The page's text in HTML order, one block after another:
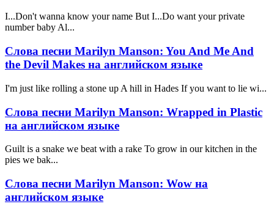
I...Don't wanna know your name But I...Do want your private
number baby Al...
Слова песни Marilyn Manson: You And Me And
the Devil Makes на английском языке
I'm just like rolling a stone up A hill in Hades If you want to lie wi...
Слова песни Marilyn Manson: Wrapped in Plastic
на английском языке
Guilt is a snake we beat with a rake To grow in our kitchen in the
pies we bak...
Слова песни Marilyn Manson: Wow на
английском языке